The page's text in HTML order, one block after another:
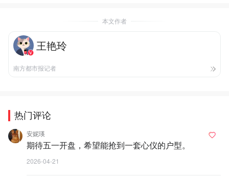
本文作者
王艳玲
南方都市报记者
热门评论
安妮瑛
期待五一开盘，希望能抢到一套心仪的户型。
2026-04-21